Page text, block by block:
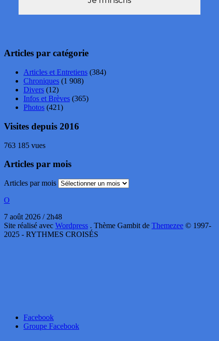
Articles par catégorie
Articles et Entretiens (384)
Chroniques (1 908)
Divers (12)
Infos et Brèves (365)
Photos (421)
Visites depuis 2016
763 185 vues
Articles par mois
Articles par mois
O
7 août 2026 / 2h48
Site réalisé avec Wordpress . Thème Gambit de Themezee © 1997-
2025 - RYTHMES CROISÉS
Facebook
Groupe Facebook